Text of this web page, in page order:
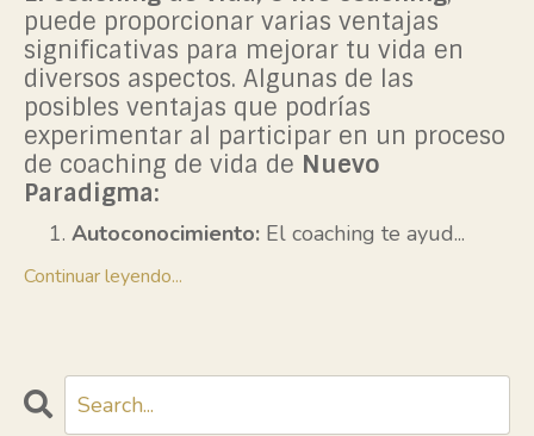
puede proporcionar varias ventajas
significativas para mejorar tu vida en
diversos aspectos. Algunas de las
posibles ventajas que podrías
experimentar al participar en un proceso
de coaching de vida de Nuevo
Paradigma:
Autoconocimiento: El coaching te ayud...
Continuar leyendo...